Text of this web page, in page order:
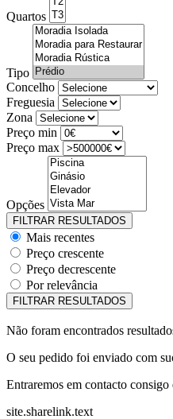
Quartos
Tipo
Concelho
Freguesia
Zona
Preço min
Preço max
Opções
Mais recentes
Preço crescente
Preço decrescente
Por relevância
Não foram encontrados
O seu pedido foi enviado com
Entraremos em contacto
site.sharelink.text